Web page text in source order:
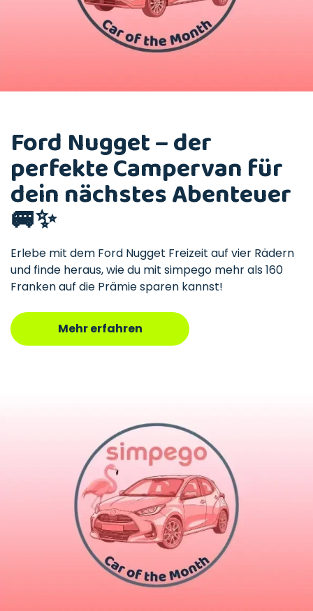
Ford Nugget – der
perfekte Campervan für
dein nächstes Abenteuer
🚐✨
Erlebe mit dem Ford Nugget Freizeit auf vier Rädern
und finde heraus, wie du mit simpego mehr als 160
Franken auf die Prämie sparen kannst!
Mehr erfahren